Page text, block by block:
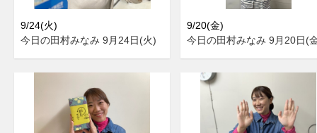
9/24(火)
今日の田村みなみ 9月24日(火)
9/20(金)
今日の田村みなみ 9月20日(